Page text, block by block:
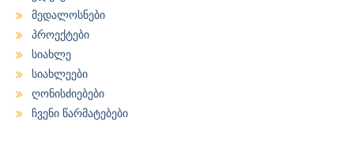
მედალოსნები
პროექტები
სიახლე
სიახლეები
ღონისძიებები
ჩვენი წარმატებები